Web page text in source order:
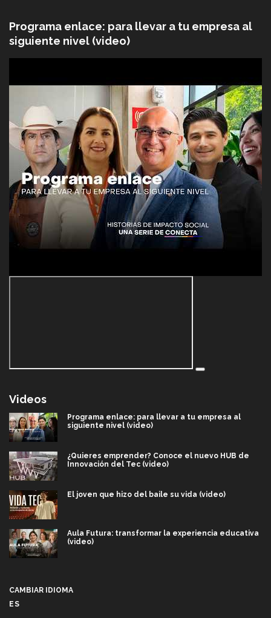
Programa enlace: para llevar a tu empresa al
siguiente nivel (video)
Videos
Programa enlace: para llevar a tu empresa al
siguiente nivel (video)
¿Quieres emprender? Conoce el nuevo HUB de
Innovación del Tec (video)
El joven que hizo del baile su vida (video)
Aula Futura: transformar la experiencia educativa
(video)
CAMBIAR IDIOMA
ES